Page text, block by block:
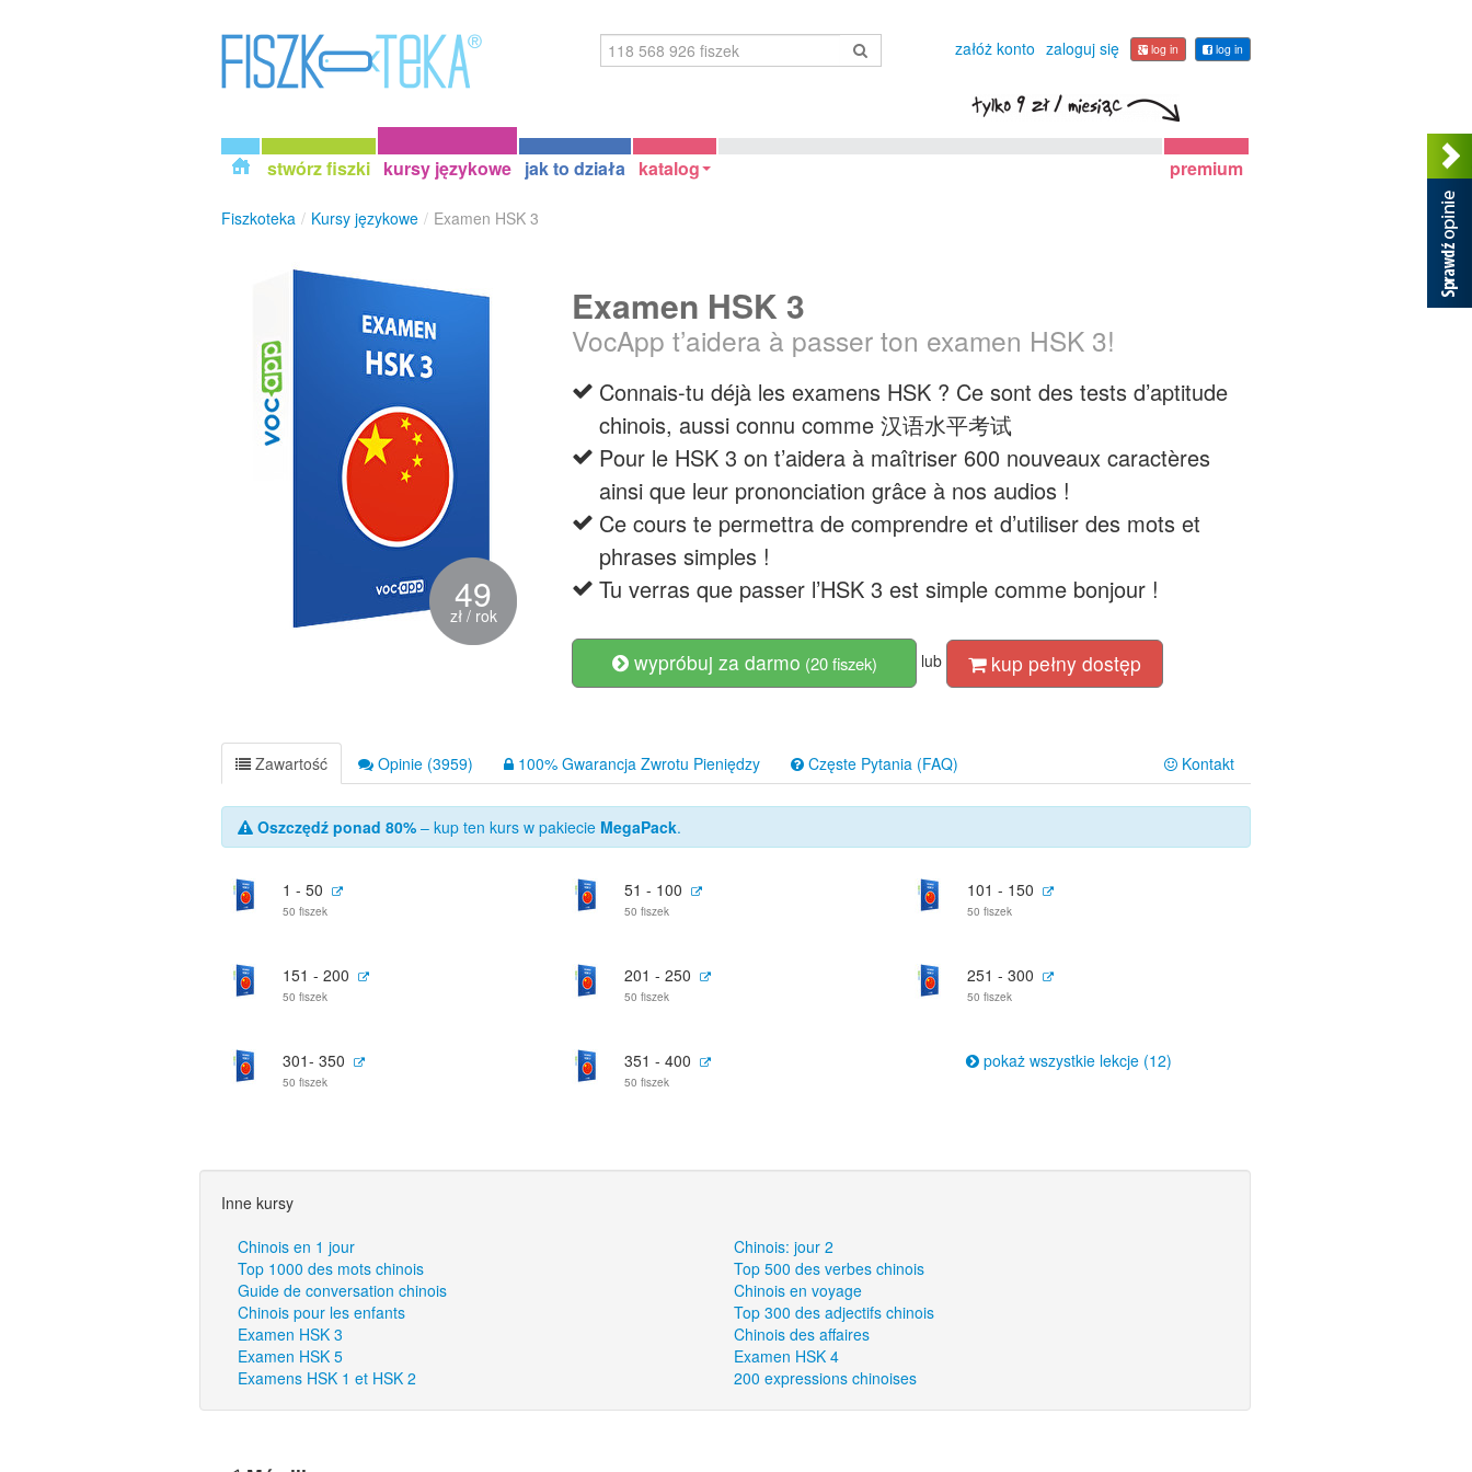
log in
log in
załóż konto zaloguj się
stwórz fiszki kursy językowe jak to działa katalog premium
Fiszkoteka / Kursy językowe / Examen HSK 3
49
zł / rok
Examen HSK 3
VocApp t’aidera à passer ton examen HSK 3!
Connais-tu déjà les examens HSK ? Ce sont des tests d’aptitude
chinois, aussi connu comme 汉语水平考试
Pour le HSK 3 on t’aidera à maîtriser 600 nouveaux caractères
ainsi que leur prononciation grâce à nos audios !
Ce cours te permettra de comprendre et d’utiliser des mots et
phrases simples !
Tu verras que passer l’HSK 3 est simple comme bonjour !
wypróbuj za darmo (20 fiszek) lub kup pełny dostęp
Zawartość Opinie (3959) 100% Gwarancja Zwrotu Pieniędzy Częste Pytania (FAQ) Kontakt
Oszczędź ponad 80% – kup ten kurs w pakiecie MegaPack.
1 - 50
50 fiszek
51 - 100
50 fiszek
101 - 150
50 fiszek
151 - 200
50 fiszek
201 - 250
50 fiszek
251 - 300
50 fiszek
301- 350
50 fiszek
351 - 400
50 fiszek
pokaż wszystkie lekcje (12)
Inne kursy
Chinois en 1 jour
Chinois: jour 2
Top 1000 des mots chinois
Top 500 des verbes chinois
Guide de conversation chinois
Chinois en voyage
Chinois pour les enfants
Top 300 des adjectifs chinois
Examen HSK 3
Chinois des affaires
Examen HSK 5
Examen HSK 4
Examens HSK 1 et HSK 2
200 expressions chinoises